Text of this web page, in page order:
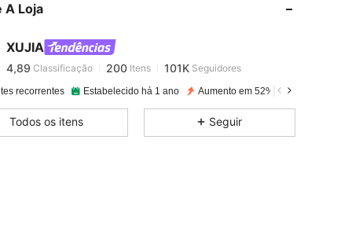
A Loja
XUJIA
4,89 Classificação 200 Itens 101K Seguidores
4,89
recorrentes Estabelecido há 1 ano Aumento em 52% nas vendas
Todos os itens Seguir